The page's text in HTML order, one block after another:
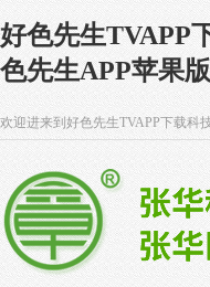
好色先生TVAPP
色先生APP苹果
欢迎进来到好色先生TVAPP下载科